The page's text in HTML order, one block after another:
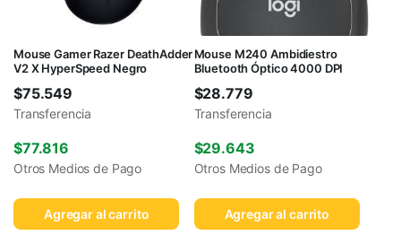
Mouse Gamer Razer DeathAdder
V2 X HyperSpeed Negro
$75.549
Transferencia
$77.816
Otros Medios de Pago
Agregar al carrito
Mouse M240 Ambidiestro
Bluetooth Óptico 4000 DPI
$28.779
Transferencia
$29.643
Otros Medios de Pago
Agregar al carrito